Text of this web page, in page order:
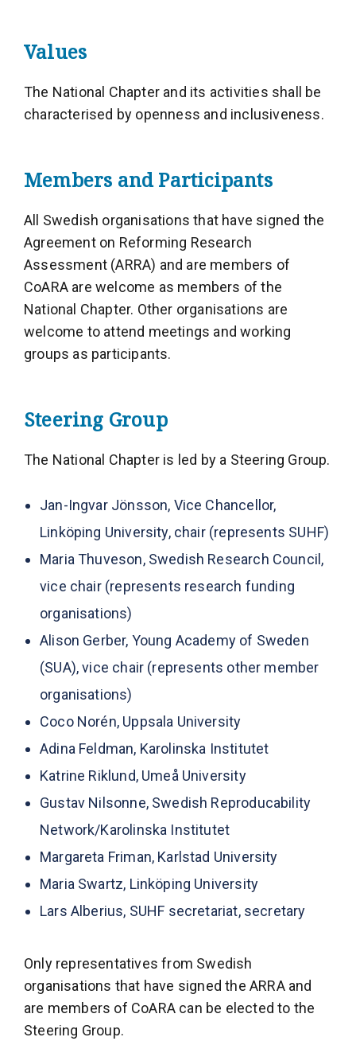
Values
The National Chapter and its activities shall be
characterised by openness and inclusiveness.
Members and Participants
All Swedish organisations that have signed the
Agreement on Reforming Research
Assessment (ARRA) and are members of
CoARA are welcome as members of the
National Chapter. Other organisations are
welcome to attend meetings and working
groups as participants.
Steering Group
The National Chapter is led by a Steering Group.
Jan-Ingvar Jönsson, Vice Chancellor,
Linköping University, chair (represents SUHF)
Maria Thuveson, Swedish Research Council,
vice chair (represents research funding
organisations)
Alison Gerber, Young Academy of Sweden
(SUA), vice chair (represents other member
organisations)
Coco Norén, Uppsala University
Adina Feldman, Karolinska Institutet
Katrine Riklund, Umeå University
Gustav Nilsonne, Swedish Reproducability
Network/Karolinska Institutet
Margareta Friman, Karlstad University
Maria Swartz, Linköping University
Lars Alberius, SUHF secretariat, secretary
Only representatives from Swedish
organisations that have signed the ARRA and
are members of CoARA can be elected to the
Steering Group.